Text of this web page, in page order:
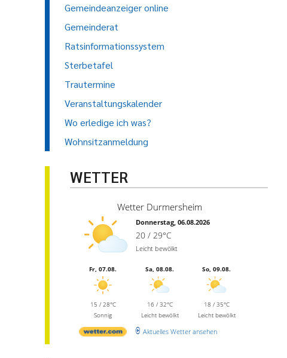
Gemeindeanzeiger online
Gemeinderat
Ratsinformationssystem
Sterbetafel
Trautermine
Veranstaltungskalender
Wo erledige ich was?
Wohnsitzanmeldung
WETTER
Wetter Durmersheim
Donnerstag, 06.08.2026
20 / 29°C
Leicht bewölkt
Fr, 07.08.
15 / 28°C
Sonnig
Sa, 08.08.
16 / 32°C
Leicht bewölkt
So, 09.08.
18 / 35°C
Leicht bewölkt
Aktuelles Wetter ansehen